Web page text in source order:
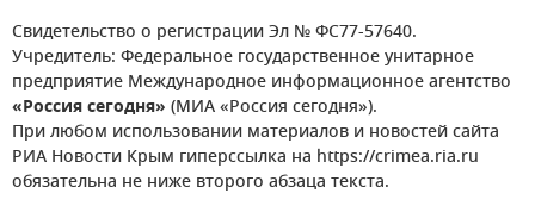
Свидетельство о регистрации Эл № ФС77-57640.
Учредитель: Федеральное государственное унитарное
предприятие Международное информационное агентство
«Россия сегодня» (МИА «Россия сегодня»).
При любом использовании материалов и новостей сайта
РИА Новости Крым гиперссылка на https://crimea.ria.ru
обязательна не ниже второго абзаца текста.